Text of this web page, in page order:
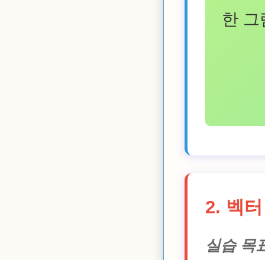
한 그
2. 벡
실습 목